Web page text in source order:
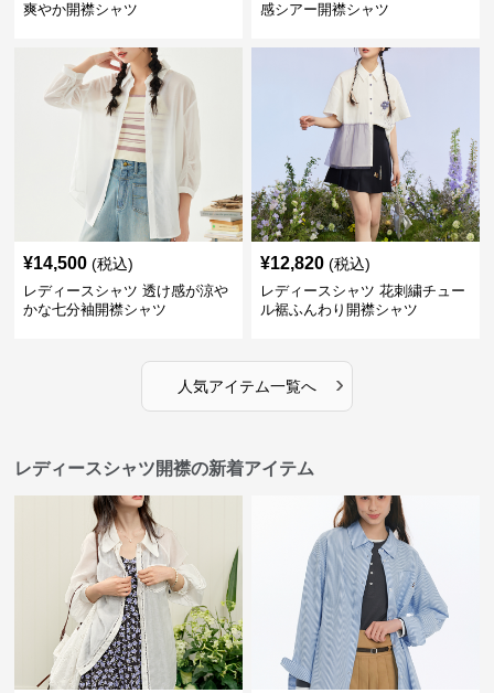
爽やか開襟シャツ
感シアー開襟シャツ
¥14,500 (税込)
レディースシャツ 透け感が涼や
かな七分袖開襟シャツ
¥12,820 (税込)
レディースシャツ 花刺繍チュー
ル裾ふんわり開襟シャツ
人気アイテム一覧へ ›
レディースシャツ開襟の新着アイテム